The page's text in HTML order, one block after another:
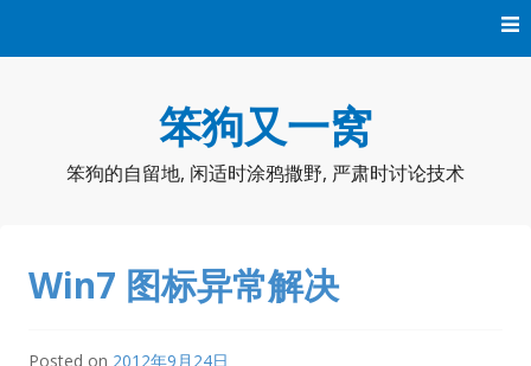
笨狗又一窝
笨狗的自留地, 闲适时涂鸦撒野, 严肃时讨论技术
Win7 图标异常解决
Posted on 2012年9月24日